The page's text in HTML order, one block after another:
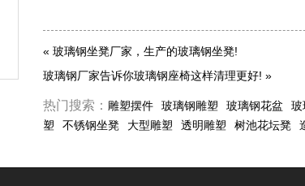
« 玻璃钢坐凳厂家，生产的玻璃钢坐凳!
玻璃钢厂家告诉你玻璃钢座椅这样清理更好! »
热门搜索： 雕塑摆件 玻璃钢雕塑 玻璃钢花盆 玻
塑
不锈钢坐凳 大型雕塑 透明雕塑 树池花坛凳